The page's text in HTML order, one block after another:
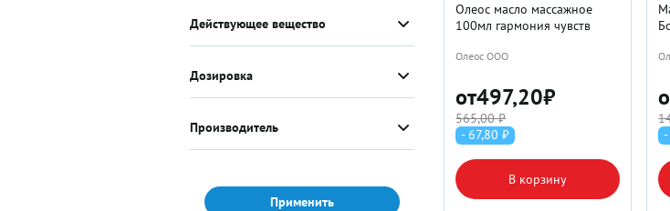
Действующее вещество
Дозировка
Производитель
Применить
Олеос масло массажное
100мл гармония чувств
Олеос ООО
от497,20₽
565,00 ₽
- 67,80 ₽
В корзину